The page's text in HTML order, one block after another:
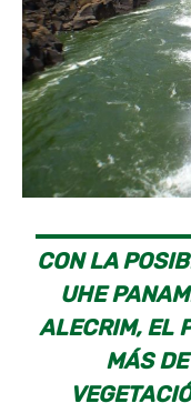
CON LA
UHE
ALECRIM, EL
MÁS